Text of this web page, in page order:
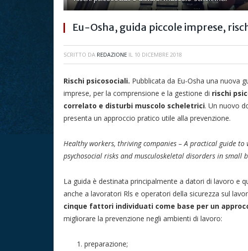
Eu-Osha, guida piccole imprese,
SCRITTO DA REDAZIONE IL 10 DICEMBRE 2018
Rischi psicosociali. Pubblicata da Eu-Osha una nuova
imprese, per la comprensione e la gestione di rischi
correlato e disturbi muscolo scheletrici. Un nuovo
presenta un approccio pratico utile alla prevenzione.
Healthy workers, thriving companies – A practical guide
psychosocial risks and musculoskeletal disorders in small
La guida è destinata principalmente a datori di lavoro e
anche a lavoratori Rls e operatori della sicurezza sul
cinque fattori individuati come base per un
migliorare la prevenzione negli ambienti di lavoro:
preparazione;